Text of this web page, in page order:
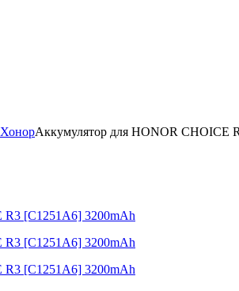
ХонорАккумулятор для HONOR CHOICE